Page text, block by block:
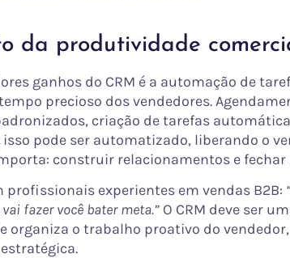
da produtividade
ganhos do CRM é a automação de
precioso dos vendedores.
criação de tarefas
pode ser automatizado, liberando o
construir relacionamentos e fechar
profissionais experientes em vendas B2B:
fazer você bater meta.” O CRM deve ser
organiza o trabalho proativo do